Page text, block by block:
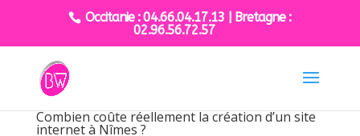
Occitanie : 04.66.04.17.13 | Bretagne :
02.96.56.72.57
Combien coûte réellement la création d’un site
internet à Nîmes ?